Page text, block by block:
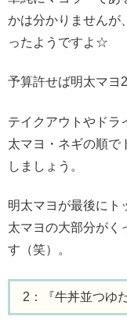
かは分かりませんが
ったようですよ☆
予算許せば明太マヨ
テイクアウトやドラ
太マヨ・ネギの順で
しましょう。
明太マヨが最後にト
太マヨの大部分がく
す（笑）。
2：『牛丼並つゆ